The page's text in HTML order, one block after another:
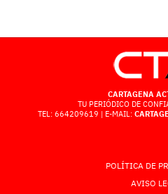
CARTAGENA
TU PERIÓDICO DE
TEL: 664209619 | E-MAIL:
POLÍTICA DE
AVISO